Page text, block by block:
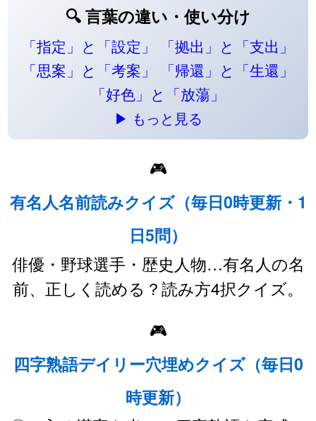
🔍 言葉の違い・使い分け
「指定」と「設定」
「拠出」と「支出」
「思案」と「考案」
「帰還」と「生還」
「好色」と「放蕩」
▶ もっと見る
🎮
有名人名前読みクイズ（毎日0時更新・1
日5問）
俳優・野球選手・歴史人物…有名人の名
前、正しく読める？読み方4択クイズ。
🎮
四字熟語デイリー穴埋めクイズ（毎日0
時更新）